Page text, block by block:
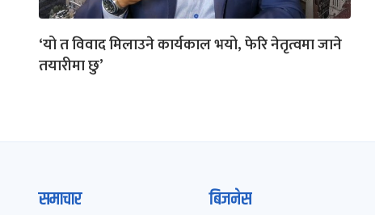
‘यो त विवाद मिलाउने कार्यकाल भयो, फेरि नेतृत्वमा जाने
तयारीमा छु’
समाचार बिजनेस